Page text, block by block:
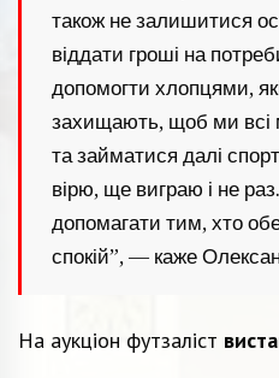
також не залишитися
віддати гроші на
допомогти хлопцями,
захищають, щоб ми всі
та займатися далі
вірю, ще виграю і не
допомагати тим, хто
спокій”, — каже
На аукціон футзаліст